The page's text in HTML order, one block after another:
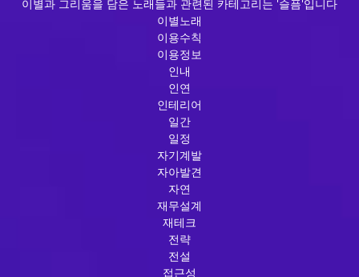
이별과 그리움을 담은 노래들과 관련된 카테고리는 '슬픔'입니다
이별노래
이용수칙
이용정보
인내
인연
인테리어
일간
일정
자기계발
자아발견
자연
재무설계
재테크
전략
전설
접근성